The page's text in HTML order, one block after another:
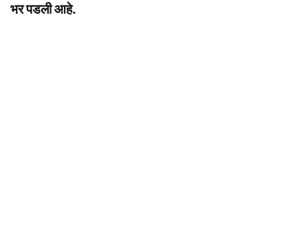
भर पडली आहे.